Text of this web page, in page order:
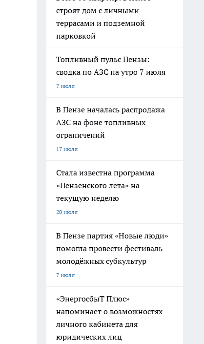
строят дом с личными
террасами и подземной
парковкой
Топливный пульс Пензы:
сводка по АЗС на утро 7 июля
7 июля
В Пензе началась распродажа
АЗС на фоне топливных
ограничений
17 июля
Стала известна программа
«Пензенского лета» на
текущую неделю
20 июля
В Пензе партия «Новые люди»
помогла провести фестиваль
молодёжных субкультур
7 июля
«ЭнергосбыТ Плюс»
напоминает о возможностях
личного кабинета для
юридических лиц